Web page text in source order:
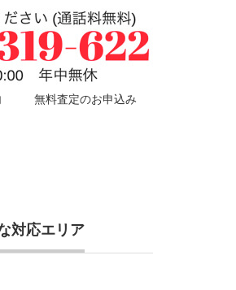
無料査定のお申込み
対応エリア